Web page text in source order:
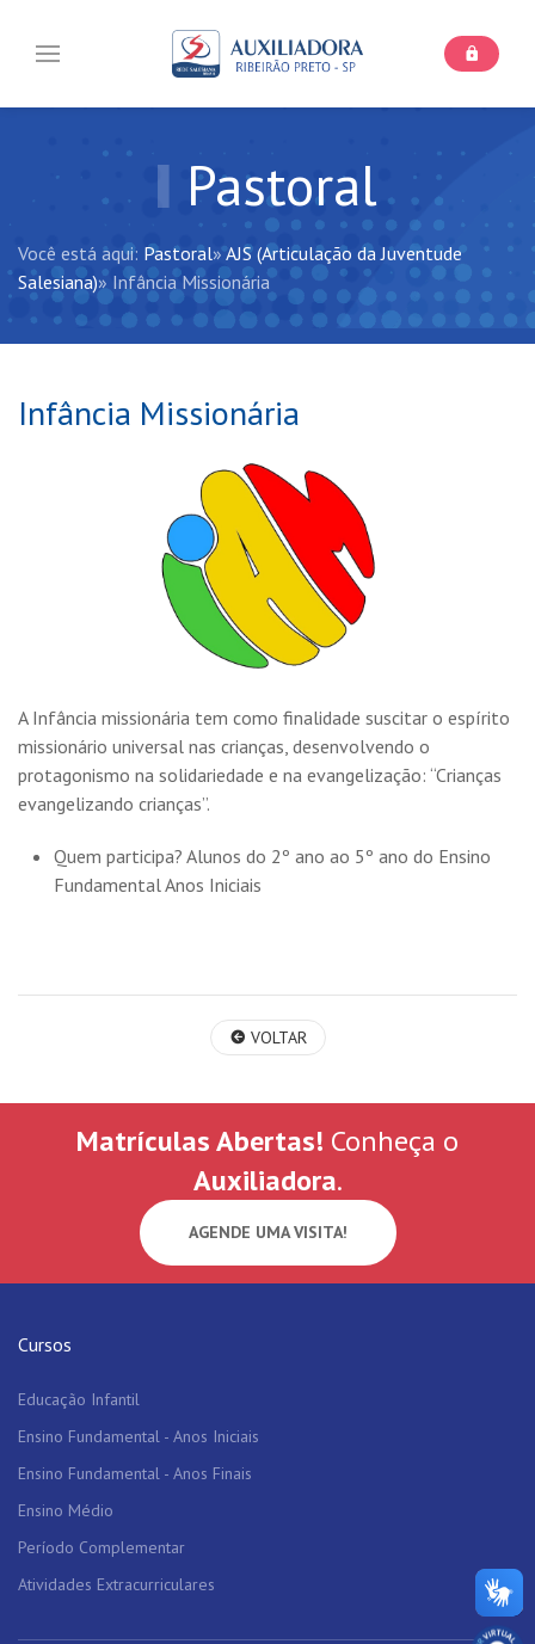
Pastoral
Você está aqui: Pastoral»AJS (Articulação da Juventude
Salesiana)» Infância Missionária
Infância Missionária
A Infância missionária tem como finalidade suscitar o espírito
missionário universal nas crianças, desenvolvendo o
protagonismo na solidariedade e na evangelização: “Crianças
evangelizando crianças”.
Quem participa? Alunos do 2º ano ao 5º ano do Ensino
Fundamental Anos Iniciais
VOLTAR
Matrículas Abertas! Conheça o
Auxiliadora.
AGENDE UMA VISITA!
Cursos
Educação Infantil
Ensino Fundamental - Anos Iniciais
Ensino Fundamental - Anos Finais
Ensino Médio
Período Complementar
Atividades Extracurriculares